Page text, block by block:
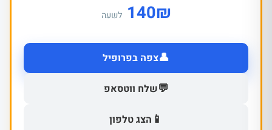
₪
140 לשעה
👤צפה בפרופיל
💬שלח ווטסאפ
📱 הצג טלפון